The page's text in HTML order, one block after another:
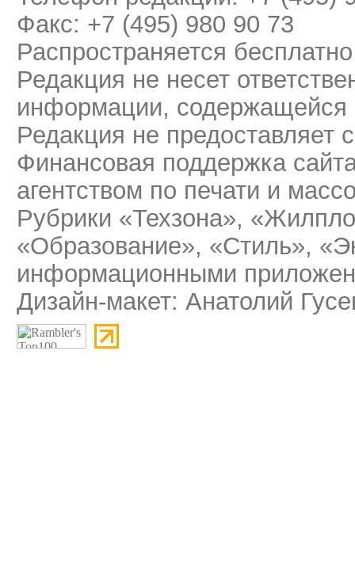
Факс: +7 (495) 980 90 73
Распространяется бесплатно
Редакция не несет
информации, содержащейся
Редакция не предоставляет
Финансовая поддержка
агентством по печати и
Рубрики «Техзона»,
«Образование», «Стиль»,
информационными
Дизайн-макет: Анатолий